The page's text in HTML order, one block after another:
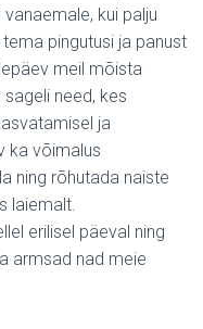
kui palju
pingutusi ja panust
meil mõista
need, kes
ja
ka võimalus
ning rõhutada naiste
laiemalt.
erilisel päeval ning
armsad nad meie